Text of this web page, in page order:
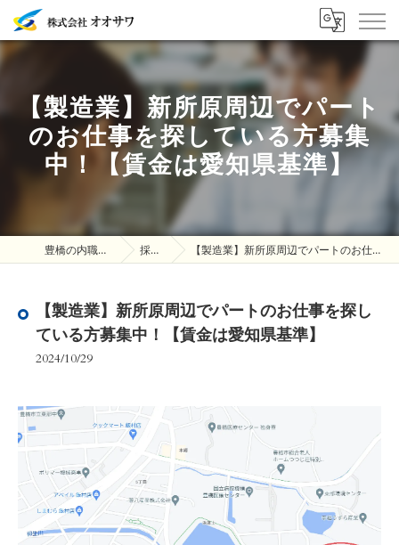
【製造業】新所原周辺でパート
のお仕事を探している方募集
中！【賃金は愛知県基準】
豊橋の内職は株式会社オオサワ 採用ブログ 【製造業】新所原周辺でパートのお仕事を探している方募集中！【賃金は愛知県基準】
【製造業】新所原周辺でパートのお仕事を探し
ている方募集中！【賃金は愛知県基準】
2024/10/29